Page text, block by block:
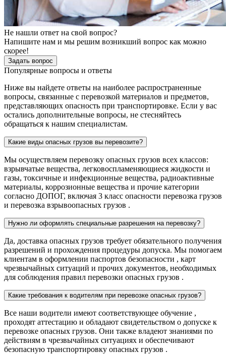
Не нашли ответ на свой вопрос?
Напишите нам и мы решим возникший вопрос как можно
скорее!
Задать вопрос
Популярные вопросы и ответы
Ниже вы найдете ответы на наиболее распространенные
вопросы, связанные с перевозкой материалов и предметов,
представляющих опасность при транспортировке. Если у вас
остались дополнительные вопросы, не стесняйтесь
обращаться к нашим специалистам.
Какие виды опасных грузов вы перевозите?
Мы осуществляем перевозку опасных грузов всех классов:
взрывчатые вещества, легковоспламеняющиеся жидкости и
газы, токсичные и инфекционные вещества, радиоактивные
материалы, коррозионные вещества и прочие категории
согласно ДОПОГ, включая 3 класс опасности перевозка грузов
и перевозка взрывоопасных грузов .
Нужно ли оформлять специальные разрешения на перевозку?
Да, доставка опасных грузов требует обязательного получения
разрешений и прохождения процедуры допуска. Мы помогаем
клиентам в оформлении паспортов безопасности , карт
чрезвычайных ситуаций и прочих документов, необходимых
для соблюдения правил перевозки опасных грузов .
Какие требования к водителям при перевозке опасных грузов?
Все наши водители имеют соответствующее обучение ,
проходят аттестацию и обладают свидетельством о допуске к
перевозке опасных грузов. Они также владеют знаниями по
действиям в чрезвычайных ситуациях и обеспечивают
безопасную транспортировку опасных грузов .